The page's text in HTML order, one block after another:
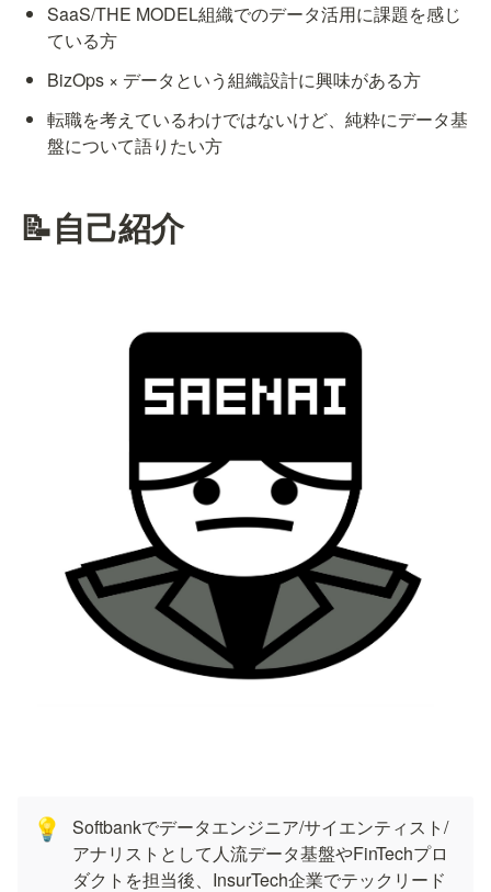
SaaS/THE MODEL組織でのデータ活用に課題を感じ
ている方
BizOps × データという組織設計に興味がある方
転職を考えているわけではないけど、純粋にデータ基
盤について語りたい方
📝自己紹介
💡
Softbankでデータエンジニア/サイエンティスト/
アナリストとして人流データ基盤やFinTechプロ
ダクトを担当後、InsurTech企業でテックリード